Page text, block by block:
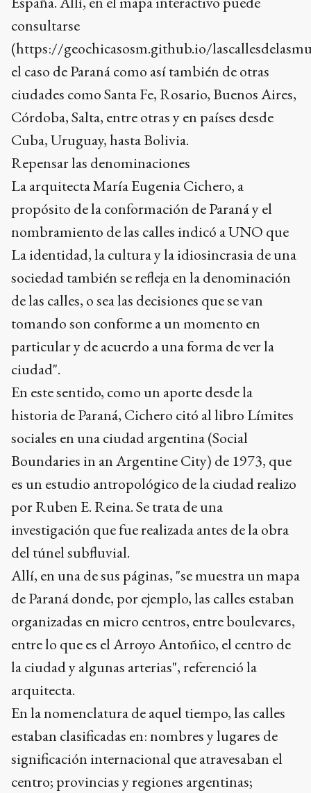
consultarse
(https://geochicasosm.github.io/
el caso de Paraná como así también de otras
ciudades como Santa Fe, Rosario, Buenos Aires,
Córdoba, Salta, entre otras y en países desde
Cuba, Uruguay, hasta Bolivia.
Repensar las denominaciones
La arquitecta María Eugenia Cichero, a
propósito de la conformación de Paraná y el
nombramiento de las calles indicó a UNO que
La identidad, la cultura y la idiosincrasia de una
sociedad también se refleja en la denominación
de las calles, o sea las decisiones que se van
tomando son conforme a un momento en
particular y de acuerdo a una forma de ver la
ciudad".
En este sentido, como un aporte desde la
historia de Paraná, Cichero citó al libro Límites
sociales en una ciudad argentina (Social
Boundaries in an Argentine City) de 1973, que
es un estudio antropológico de la ciudad realizo
por Ruben E. Reina. Se trata de una
investigación que fue realizada antes de la obra
del túnel subfluvial.
Allí, en una de sus páginas, "se muestra un mapa
de Paraná donde, por ejemplo, las calles estaban
organizadas en micro centros, entre boulevares,
entre lo que es el Arroyo Antoñico, el centro de
la ciudad y algunas arterias", referenció la
arquitecta.
En la nomenclatura de aquel tiempo, las calles
estaban clasificadas en: nombres y lugares de
significación internacional que atravesaban el
centro; provincias y regiones argentinas;